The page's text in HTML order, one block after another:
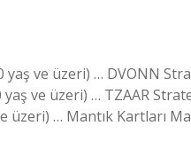
yaş ve üzeri) … DVONN
ve üzeri) … TZAAR
üzeri) … Mantık Kartları